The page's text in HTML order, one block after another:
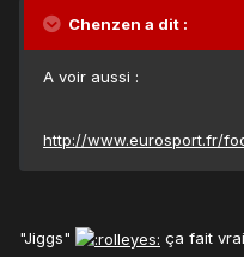
Chenzen a dit :
A voir aussi :
http://www.eurosport.fr/
"Jiggs" ça fait